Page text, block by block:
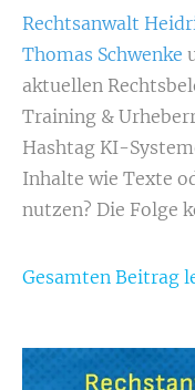
Rechtsanwalt
Thomas Schwenke
aktuellen
Training &
Hashtag KI-
Inhalte wie Texte
nutzen? Die Folge
Gesamten Beitrag